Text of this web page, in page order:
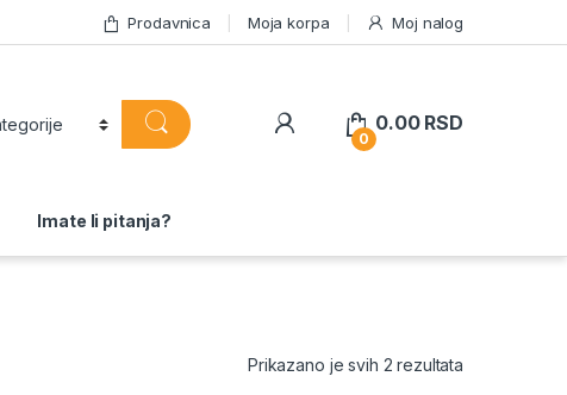
Prodavnica Moja korpa Moj nalog
0
0.00 RSD
Imate li pitanja?
Prikazano je svih 2 rezultata